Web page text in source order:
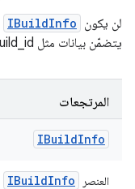
لن يكون IBuildInfo
يتضمّن بيانات مثل build_id وما إلى ذلك.
المرتجعات
IBuildInfo
العنصر IBuildInfo